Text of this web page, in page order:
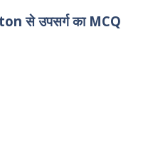
से उपसर्ग का MCQ